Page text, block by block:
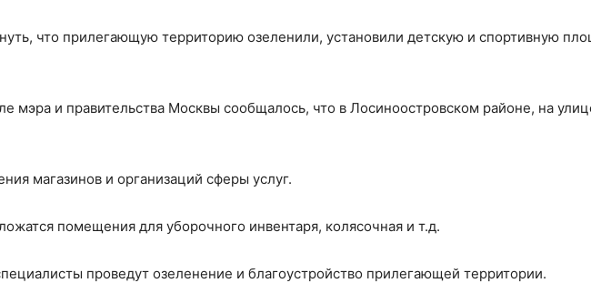
что прилегающую территорию озеленили, установили детскую и спортивную
мэра и правительства Москвы сообщалось, что в Лосиноостровском районе, на
магазинов и организаций сферы услуг.
помещения для уборочного инвентаря, колясочная и т.д.
проведут озеленение и благоустройство прилегающей территории.